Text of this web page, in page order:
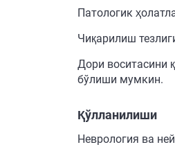
Патологик
Чиқарилиш
Дори воситасини
бўлиши мумкин.
Қўлланилиши
Неврология ва